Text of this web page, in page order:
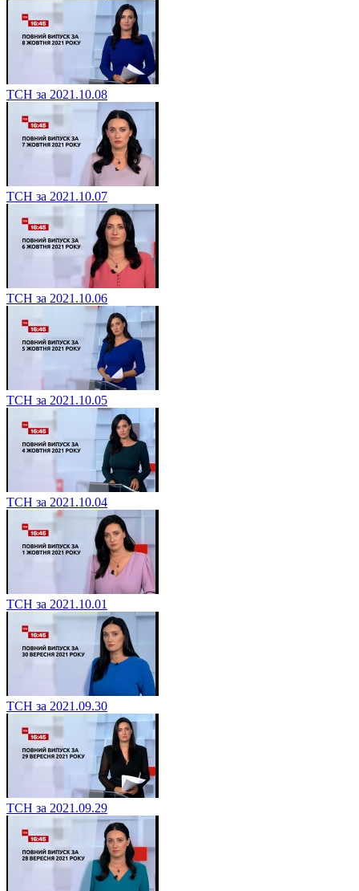
ТСН за 2021.10.08
ТСН за 2021.10.07
ТСН за 2021.10.06
ТСН за 2021.10.05
ТСН за 2021.10.04
ТСН за 2021.10.01
ТСН за 2021.09.30
ТСН за 2021.09.29